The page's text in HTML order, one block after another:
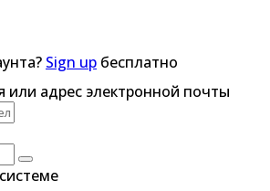
Sign up бесплатно
или адрес электронной почты